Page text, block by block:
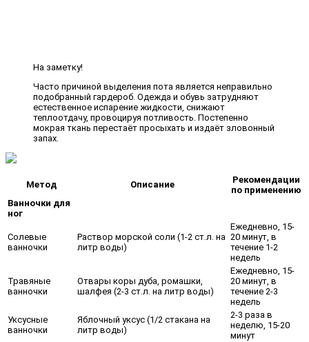
На заметку!
Часто причиной выделения пота является неправильно
подобранный гардероб. Одежда и обувь затрудняют
естественное испарение жидкости, снижают
теплоотдачу, провоцируя потливость. Постепенно
мокрая ткань перестаёт просыхать и издаёт зловонный
запах.
Метод Описание
Рекомендации
по применению
Ванночки для
ног
Солевые
ванночки
Раствор морской соли (1-2 ст.л. на
литр воды)
Ежедневно, 15-
20 минут, в
течение 1-2
недель
Травяные
ванночки
Отвары коры дуба, ромашки,
шалфея (2-3 ст.л. на литр воды)
Ежедневно, 15-
20 минут, в
течение 2-3
недель
Уксусные
ванночки
Яблочный уксус (1/2 стакана на
литр воды)
2-3 раза в
неделю, 15-20
минут